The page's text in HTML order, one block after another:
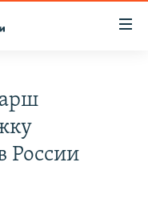
СОПРОТИВЛЕНИЯ
России